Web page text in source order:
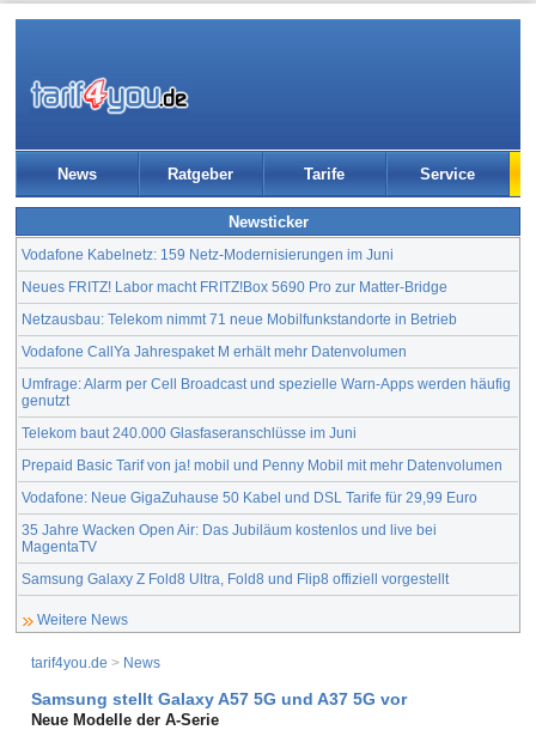
News Ratgeber Tarife Service
Newsticker
Vodafone Kabelnetz: 159 Netz-Modernisierungen im Juni
Neues FRITZ! Labor macht FRITZ!Box 5690 Pro zur Matter-Bridge
Netzausbau: Telekom nimmt 71 neue Mobilfunkstandorte in Betrieb
Vodafone CallYa Jahrespaket M erhält mehr Datenvolumen
Umfrage: Alarm per Cell Broadcast und spezielle Warn-Apps werden häufig
genutzt
Telekom baut 240.000 Glasfaseranschlüsse im Juni
Prepaid Basic Tarif von ja! mobil und Penny Mobil mit mehr Datenvolumen
Vodafone: Neue GigaZuhause 50 Kabel und DSL Tarife für 29,99 Euro
35 Jahre Wacken Open Air: Das Jubiläum kostenlos und live bei
MagentaTV
Samsung Galaxy Z Fold8 Ultra, Fold8 und Flip8 offiziell vorgestellt
Weitere News
tarif4you.de > News
Samsung stellt Galaxy A57 5G und A37 5G vor
Neue Modelle der A-Serie